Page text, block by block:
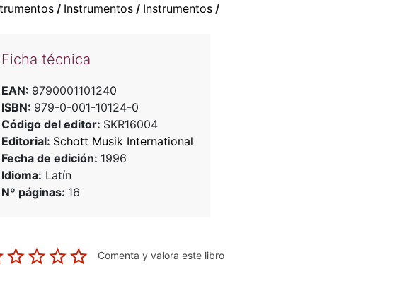
/ Instrumentos/ Instrumentos/
Ficha técnica
EAN: 9790001101240
ISBN: 979-0-001-10124-0
Código del editor: SKR16004
Editorial: Schott Musik International
Fecha de edición: 1996
Idioma: Latín
Nº páginas: 16
Comenta y valora este libro